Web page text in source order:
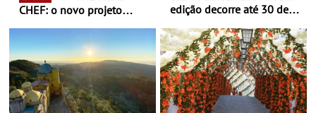
CHEF: o novo projeto
Queiroz Ribeiro - Um novo
conceito gastronómico
itinerante que percorre
Portugal
edição decorre até 30 de
enquanto “Territórios sem
Fronteira”